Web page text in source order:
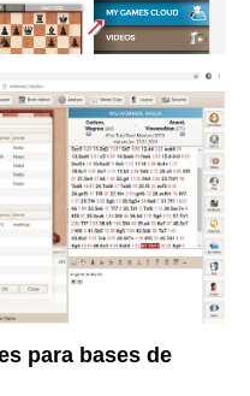
para bases de